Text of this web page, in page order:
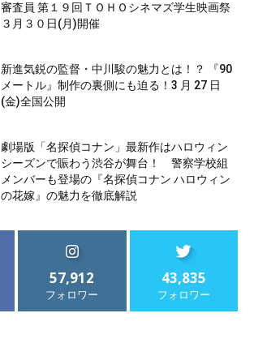
審査員 第１９回ＴＯＨＯシネマズ学生映画祭
３月３０日(月)開催
新進気鋭の監督・中川駿の魅力とは！？ 『90
メートル』制作の裏側にも迫る！3 月 27 日
(金)全国公開
劇場版「名探偵コナン」最新作はハロウィン
シーズンで賑わう渋谷が舞台！ 警察学校組
メンバーも登場の『名探偵コナン ハロウィン
の花嫁』の魅力を徹底解説
57,912
フォロワー
43,835
フォロワー